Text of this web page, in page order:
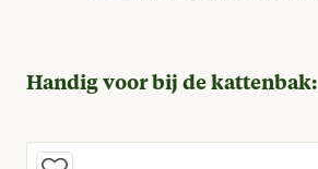
Handig voor bij de kattenbak: